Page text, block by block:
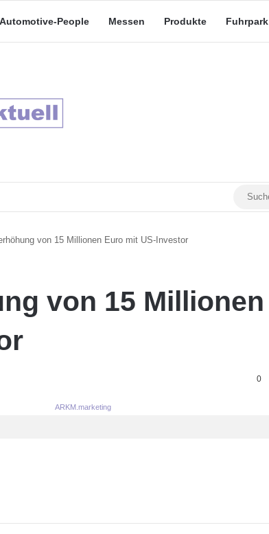
Automotive-People Messen Produkte
YouTube
von 15 Millionen Euro mit US-Investor
von 15
0
ARKM.marketing